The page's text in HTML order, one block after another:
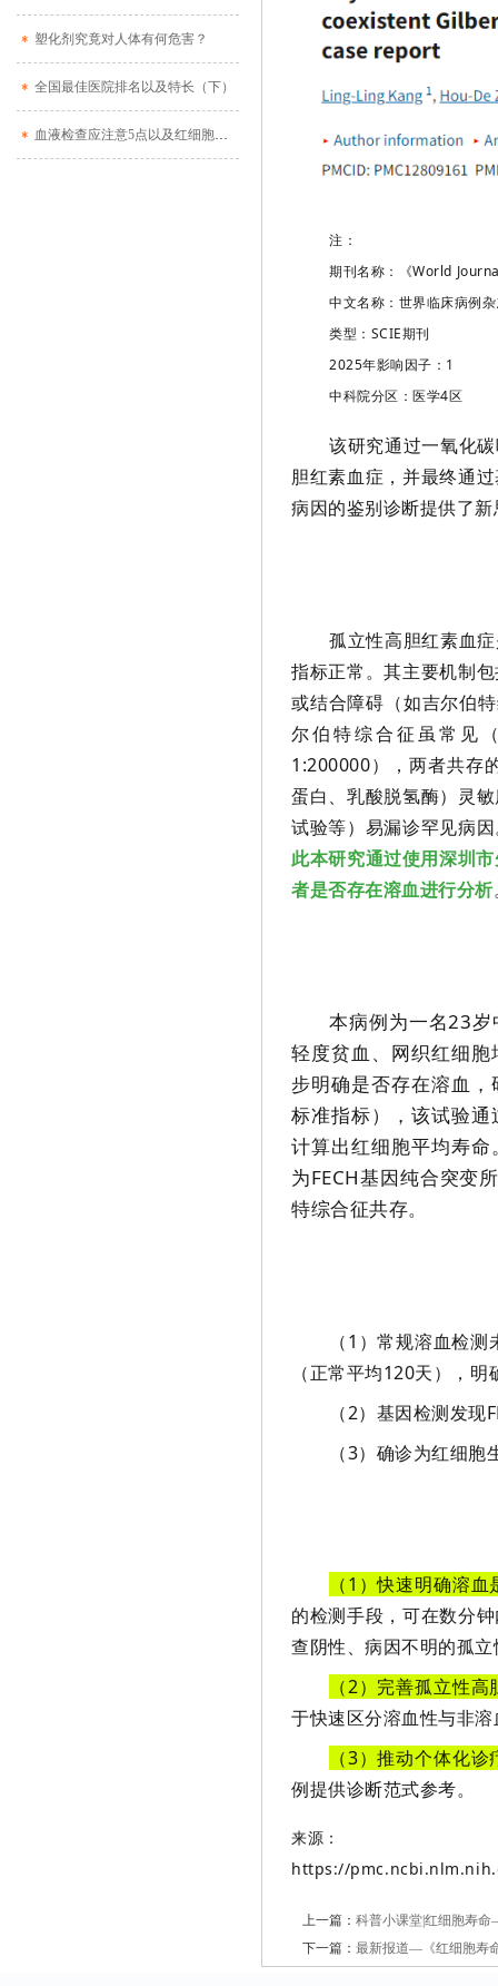
塑化剂究竟对人体有何危害？
全国最佳医院排名以及特长（下）
血液检查应注意5点以及红细胞寿命测定介绍
注：
期刊名称：《World
中文名称：世界临床病例
类型：SCIE期刊
2025年影响因子：1
中科院分区：医学4区
该研究通过一氧化
胆红素血症，并最终通
病因的鉴别诊断提供了
孤立性高胆红素血
指标正常。其主要机制
或结合障碍（如吉尔伯
尔伯特综合征虽常见
1:200000），两者共存
蛋白、乳酸脱氢酶）灵
试验等）易漏诊罕见病
此本研究通过使用深圳
者是否存在溶血进行分析
本病例为一名23
轻度贫血、网织红细
步明确是否存在溶血
标准指标），该试验
计算出红细胞平均寿
为FECH基因纯合突变
特综合征共存。
（1）常规溶血检
（正常平均120天），
（2）基因检测发
（3）确诊为红细
（1）快速明确溶
的检测手段，可在数分
查阴性、病因不明的孤
（2）完善孤立性
于快速区分溶血性与非
（3）推动个体化
例提供诊断范式参考。
来源：
https://
上一篇： 科普小课堂|红细胞寿
下一篇： 最新报道—《红细胞寿